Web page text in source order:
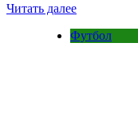
Читать далее
Футбол